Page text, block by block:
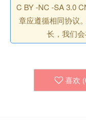
C BY -NC -SA 3.0
章应遵循相同协议
长，我们会
喜欢 (